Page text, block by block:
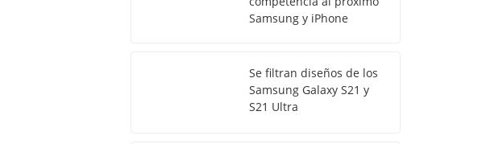
Samsung y iPhone
Se filtran diseños de los
Samsung Galaxy S21 y
S21 Ultra